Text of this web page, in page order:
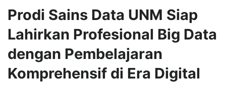
Prodi Sains Data UNM Siap
Lahirkan Profesional Big Data
dengan Pembelajaran
Komprehensif di Era Digital